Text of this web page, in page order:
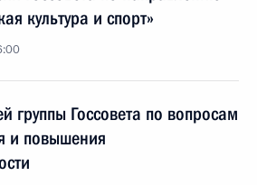
культура и спорт»
группы Госсовета по вопросам
и повышения